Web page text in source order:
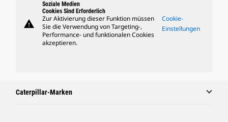
warning
Soziale Medien
Cookies Sind Erforderlich
Zur Aktivierung dieser Funktion müssen
Sie die Verwendung von Targeting-,
Performance- und funktionalen Cookies
akzeptieren.
Cookie-
Einstellungen
Caterpillar-Marken